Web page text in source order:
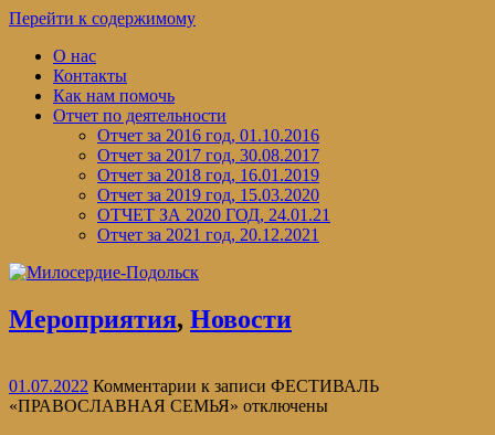
Перейти к содержимому
О нас
Контакты
Как нам помочь
Отчет по деятельности
Отчет за 2016 год, 01.10.2016
Отчет за 2017 год, 30.08.2017
Отчет за 2018 год, 16.01.2019
Отчет за 2019 год, 15.03.2020
ОТЧЕТ ЗА 2020 ГОД, 24.01.21
Отчет за 2021 год, 20.12.2021
Мероприятия, Новости
01.07.2022 Комментарии к записи ФЕСТИВАЛЬ
«ПРАВОСЛАВНАЯ СЕМЬЯ» отключены